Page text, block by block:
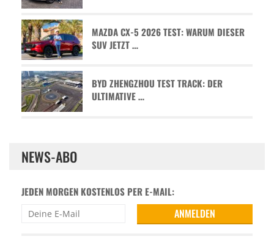
MAZDA CX-5 2026 TEST: WARUM DIESER
SUV JETZT …
BYD ZHENGZHOU TEST TRACK: DER
ULTIMATIVE …
NEWS-ABO
JEDEN MORGEN KOSTENLOS PER E-MAIL: